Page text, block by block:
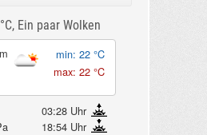
Ein paar Wolken
min: 22 °C
max: 22 °C
03:28 Uhr
18:54 Uhr